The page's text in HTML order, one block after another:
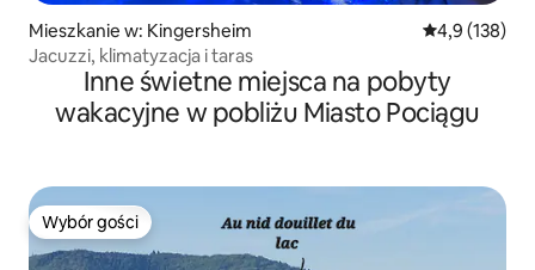
Mieszkanie w: Kingersheim Średnia
4,9 (138)
Jacuzzi, klimatyzacja i taras
Inne świetne miejsca na pobyty
wakacyjne w pobliżu Miasto Pociągu
Wybór gości
Wybór gości